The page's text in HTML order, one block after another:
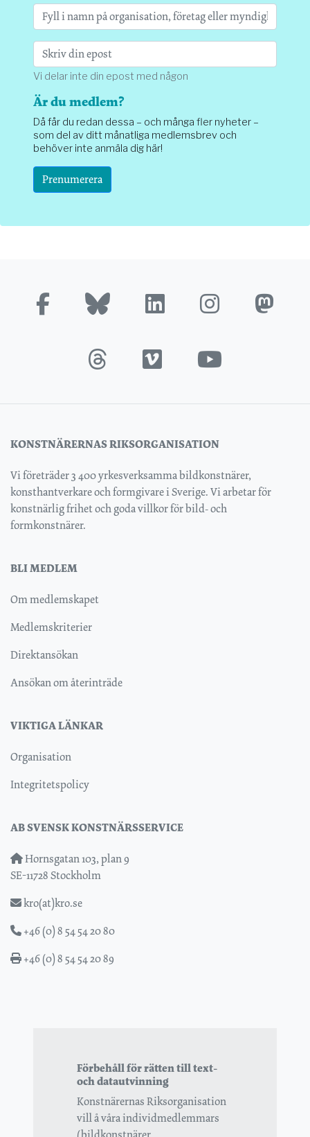
Vi delar inte din epost med någon
Är du medlem?
Då får du redan dessa – och många fler nyheter –
som del av ditt månatliga medlemsbrev och
behöver inte anmäla dig här!
Prenumerera
KONSTNÄRERNAS RIKSORGANISATION
Vi företräder 3 400 yrkesverksamma bildkonstnärer,
konsthantverkare och formgivare i Sverige. Vi arbetar för
konstnärlig frihet och goda villkor för bild- och
formkonstnärer.
BLI MEDLEM
Om medlemskapet
Medlemskriterier
Direktansökan
Ansökan om återinträde
VIKTIGA LÄNKAR
Organisation
Integritetspolicy
AB SVENSK KONSTNÄRSSERVICE
Hornsgatan 103, plan 9
SE-11728 Stockholm
kro(at)kro.se
+46 (0) 8 54 54 20 80
+46 (0) 8 54 54 20 89
Förbehåll för rätten till text-
och datautvinning
Konstnärernas Riksorganisation
vill å våra individmedlemmars